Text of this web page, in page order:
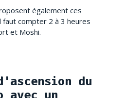
également ces
compter 2 à 3 heures
et Moshi.
du
avec un